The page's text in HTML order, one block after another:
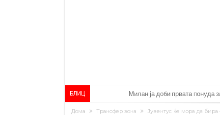
БЛИЦ Милан ја доби првата понуда
Италијански петтолигаш
Дома Трансфер зона Јувентус ќе мора да